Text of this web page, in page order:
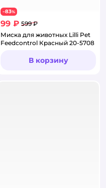
−83%
99 ₽ 599 ₽
Миска для животных Lilli Pet
Feedcontrol Красный 20-5708
В корзину